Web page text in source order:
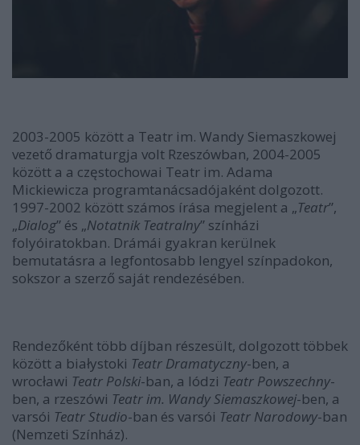
2003-2005 között a Teatr im. Wandy Siemaszkowej
vezető dramaturgja volt Rzeszówban, 2004-2005
között a a częstochowai Teatr im. Adama
Mickiewicza programtanácsadójaként dolgozott.
1997-2002 között számos írása megjelent a „Teatr”,
„Dialog” és „Notatnik Teatralny” színházi
folyóiratokban. Drámái gyakran kerülnek
bemutatásra a legfontosabb lengyel színpadokon,
sokszor a szerző saját rendezésében.
Rendezőként több díjban részesült, dolgozott többek
között a białystoki Teatr Dramatyczny-ben, a
wrocławi Teatr Polski-ban, a lódzi Teatr Powszechny-
ben, a rzeszówi Teatr im. Wandy Siemaszkowej-ben, a
varsói Teatr Studio-ban és varsói Teatr Narodowy-ban
(Nemzeti Színház).